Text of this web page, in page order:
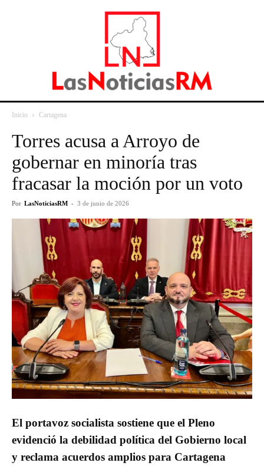
Inicio Cartagena
Torres acusa a Arroyo de
gobernar en minoría tras
fracasar la moción por un voto
Por LasNoticiasRM - 3 de junio de 2026
El portavoz socialista sostiene que el Pleno
evidenció la debilidad política del Gobierno local
y reclama acuerdos amplios para Cartagena